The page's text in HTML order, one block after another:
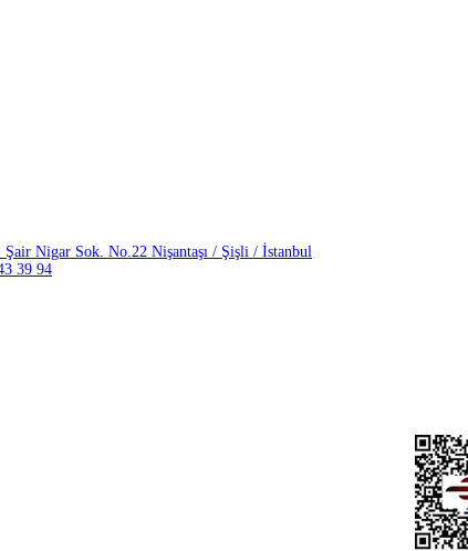
Nigar Sok. No.22 Nişantaşı / Şişli / İstanbul
39 94